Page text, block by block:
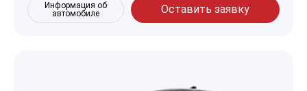
Информация об
автомобиле
Оставить заявку